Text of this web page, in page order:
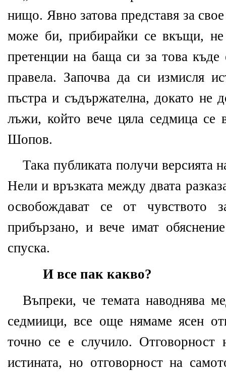
нищо. Явно затова представя за
може би, прибирайки се вкъщи, не
претенции на баща си за това
правела. Започва да си измисля
пъстра и съдържателна, докато не
лъжи, който вече цяла седмица се
Шопов.
Така публиката получи версията
Нели и връзката между двата
освобождават се от чувството
прибързано, и вече имат
спуска.
И все пак какво?
Въпреки, че темата наводнява
седмиици, все още нямаме ясен
точно се е случило. Отговорност
истината, но отговорност на